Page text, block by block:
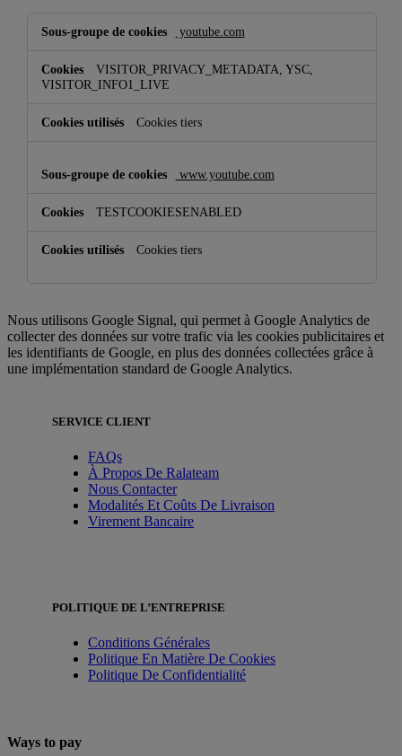
pour
publicité
ciblée
youtube.com
VISITOR_PRIVACY_METADATA, YSC,
VISITOR_INFO1_LIVE
Cookies tiers
www.youtube.com
TESTCOOKIESENABLED
Cookies tiers
Nous utilisons Google Signal, qui permet à Google Analytics de
collecter des données sur votre trafic via les cookies publicitaires et
les identifiants de Google, en plus des données collectées grâce à
une implémentation standard de Google Analytics.
SERVICE CLIENT
FAQs
À Propos De Ralateam
Nous Contacter
Modalités Et Coûts De Livraison
Virement Bancaire
POLITIQUE DE L’ENTREPRISE
Conditions Générales
Politique En Matière De Cookies
Politique De Confidentialité
Ways to pay